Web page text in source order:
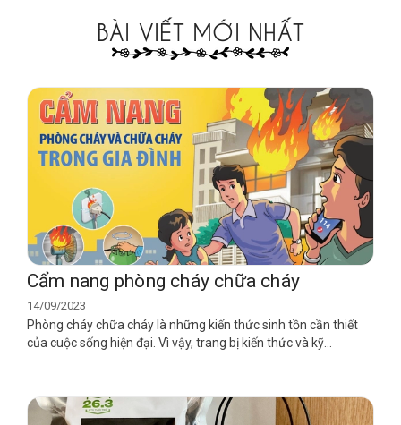
BÀI VIẾT MỚI NHẤT
Cẩm nang phòng cháy chữa cháy
14/09/2023
Phòng cháy chữa cháy là những kiến thức sinh tồn cần thiết
của cuộc sống hiện đại. Vì vậy, trang bị kiến thức và kỹ...